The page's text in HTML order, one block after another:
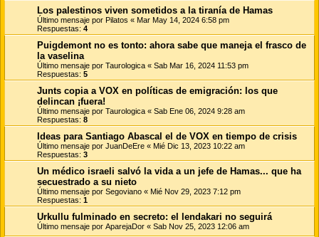
Los palestinos viven sometidos a la tiranía de Hamas
Último mensaje por Pilatos « Mar May 14, 2024 6:58 pm
Respuestas: 4
Puigdemont no es tonto: ahora sabe que maneja el frasco de
la vaselina
Último mensaje por Taurologica « Sab Mar 16, 2024 11:53 pm
Respuestas: 5
Junts copia a VOX en políticas de emigración: los que
delincan ¡fuera!
Último mensaje por Taurologica « Sab Ene 06, 2024 9:28 am
Respuestas: 8
Ideas para Santiago Abascal el de VOX en tiempo de crisis
Último mensaje por JuanDeEre « Mié Dic 13, 2023 10:22 am
Respuestas: 3
Un médico israeli salvó la vida a un jefe de Hamas... que ha
secuestrado a su nieto
Último mensaje por Segoviano « Mié Nov 29, 2023 7:12 pm
Respuestas: 1
Urkullu fulminado en secreto: el lendakari no seguirá
Último mensaje por AparejaDor « Sab Nov 25, 2023 12:06 am